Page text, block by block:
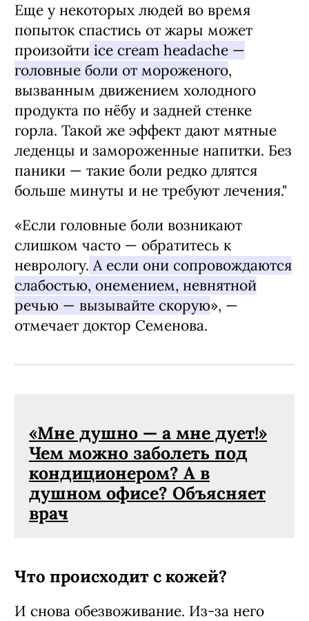
Еще у некоторых людей во время
попыток спастись от жары может
произойти ice cream headache —
головные боли от мороженого,
вызванным движением холодного
продукта по нёбу и задней стенке
горла. Такой же эффект дают мятные
леденцы и замороженные напитки. Без
паники — такие боли редко длятся
больше минуты и не требуют лечения."
«Если головные боли возникают
слишком часто — обратитесь к
неврологу. А если они сопровождаются
слабостью, онемением, невнятной
речью — вызывайте скорую», —
отмечает доктор Семенова.
«Мне душно — а мне дует!»
Чем можно заболеть под
кондиционером? А в
душном офисе? Объясняет
врач
Что происходит с кожей?
И снова обезвоживание. Из-за него